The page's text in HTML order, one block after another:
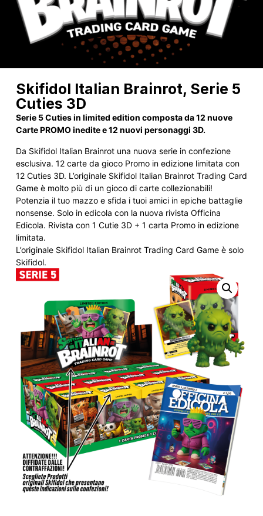
Skifidol Italian Brainrot, Serie 5
Cuties 3D
Serie 5 Cuties in limited edition composta da 12 nuove
Carte PROMO inedite e 12 nuovi personaggi 3D.
Da Skifidol Italian Brainrot una nuova serie in confezione
esclusiva. 12 carte da gioco Promo in edizione limitata con
12 Cuties 3D. L’originale Skifidol Italian Brainrot Trading Card
Game è molto più di un gioco di carte collezionabili!
Potenzia il tuo mazzo e sfida i tuoi amici in epiche battaglie
nonsense. Solo in edicola con la nuova rivista Officina
Edicola. Rivista con 1 Cutie 3D + 1 carta Promo in edizione
limitata.
L’originale Skifidol Italian Brainrot Trading Card Game è solo
Skifidol.